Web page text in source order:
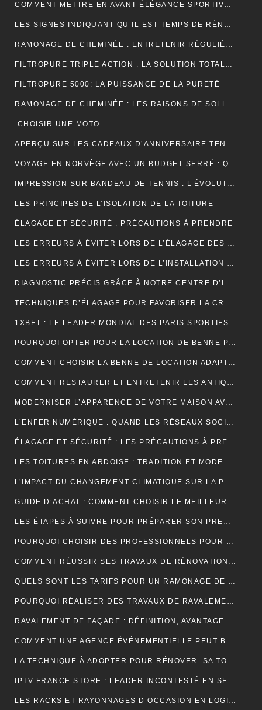
COMMENT METTRE EN AVANT ÉLÉGANCE SPORTIVE AVEC LE POLO RUGBY ALL BLACK ?
LES SIGNES INDIQUANT QU’IL EST TEMPS DE RÉNOVER VOTRE TOITURE
RAMONAGE DE CHEMINÉE : ENTRETENIR RÉGULIÈREMENT VOS CONDUITS DE FUMÉE
FILTROPURE TRIPLE ACTION : LA SOLUTION TOTALE POUR L’EAU
FILTROPURE 5000: LA PUISSANCE DE LA PURETÉ
RAMONAGE DE CHEMINÉE : LES RAISONS DE SOLLICITER LES SERVICES D’UN PROFESSIONNEL
CHOISIR UNE MOTO
APERÇU SUR LES CADEAUX D’ANNIVERSAIRE TENDANCES
VOYAGE EN NORVÈGE AVEC UN BUDGET SERRÉ : QUELQUES PETITS CONSEILS
IMPRESSION SUR BANDEAU DE TENNIS : L’ÉVOLUTION MODERNE
LES PRINCIPES DE L’ISOLATION DE LA TOITURE
ÉLAGAGE ET SÉCURITÉ : PRÉCAUTIONS À PRENDRE
LES ERREURS À ÉVITER LORS DE L’ÉLAGAGE DES JEUNES ARBRES
LES ERREURS À ÉVITER LORS DE L’INSTALLATION D’UNE NOUVELLE TOITURE
DIAGNOSTIC PRÉCIS GRÂCE À NOTRE CENTRE D’IMAGERIE ET SCANNER MODERNE
TECHNIQUES D’ÉLAGAGE POUR FAVORISER LA CROISSANCE DES ARBRES
1XBET : LE LEADER MONDIAL DES PARIS SPORTIFS EN LIGNE GRÂCE À UNE PLATEFORME CONVIVIALE ET UNE DIVERSITÉ DE MARCHÉS
POURQUOI OPTER POUR LA LOCATION DE BENNE POUR VOS PROJETS DE CONSTRUCTION?
COMMENT CHOISIR LA BENNE DE LOCATION ADAPTÉE À VOS BESOINS?
COMMENT RESTAURER ET ENTRETENIR LES ANTIQUITÉS?
MODERNISER L’APPARENCE DE VOTRE MAISON AVEC DES PORTES DE GARAGE SECTIONNELLES (ADOPTEZ LES PORTES AMC)
L’ENFER NUMÉRIQUE : QUAND LES RÉSEAUX SOCIAUX DEVIENNENT UN CAUCHEMAR
ÉLAGAGE ET SÉCURITÉ : LES PRÉCAUTIONS À PRENDRE
LES TOITURES EN ARDOISE : TRADITION ET MODERNITÉ
L’IMPACT DU CHANGEMENT CLIMATIQUE SUR LA PRODUCTION DE VANILLE À MADAGASCAR
GUIDE D’ACHAT : COMMENT CHOISIR LE MEILLEUR SPIROMÈTRE POUR VOS BESOINS
LES ÉTAPES À SUIVRE POUR PRÉPARER SON PREMIER MARATHON
POURQUOI CHOISIR DES PROFESSIONNELS POUR VOTRE DÉMÉNAGEMENT CLICHY ?
COMMENT RÉUSSIR SES TRAVAUX DE RÉNOVATION DE COUVERTURE ?
QUELS SONT LES TARIFS POUR UN RAMONAGE DE CHEMINÉE ?
POURQUOI RÉALISER DES TRAVAUX DE RAVALEMENT DE FAÇADE ?
RAVALEMENT DE FAÇADE : DÉFINITION, AVANTAGES ET ERREURS À ÉVITER
COMMENT UNE AGENCE ÉVÉNEMENTIELLE PEUT BOOSTER L’ATTRACTIVITÉ D’UNE DESTINATION TOURISTIQUE ?
LA TECHNIQUE À ADOPTER POUR RÉNOVER SA TOITURE EN TUILES
IPTV FRANCE STORE : LEADER INCONTESTÉ EN SERVICES IPTV DE QUALITÉ SUPÉRIEURE
LES RACKS ET RAYONNAGES D’OCCASION EN LOGISTIQUE